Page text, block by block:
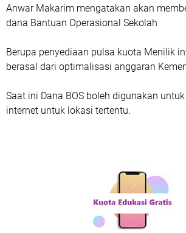
Anwar Makarim mengatakan akan
dana Bantuan Operasional Sekolah
Berupa penyediaan pulsa kuota Menilik
berasal dari optimalisasi anggaran
Saat ini Dana BOS boleh digunakan
internet untuk lokasi tertentu.